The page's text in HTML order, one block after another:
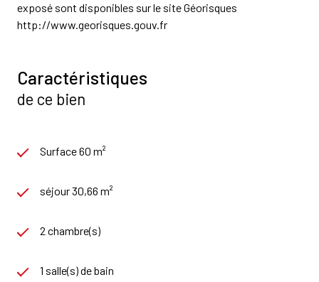
exposé sont disponibles sur le site Géorisques
http://www.georisques.gouv.fr
Caractéristiques
de ce bien
Surface 60 m²
séjour 30,66 m²
2 chambre(s)
1 salle(s) de bain